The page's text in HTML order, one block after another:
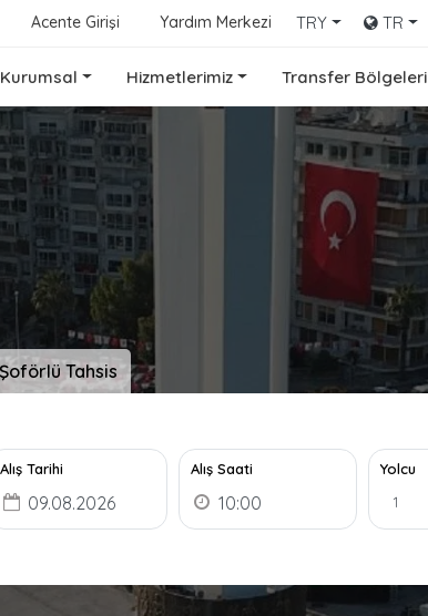
Acente Girişi Yardım Merkezi TRY TR
Kurumsal Hizmetlerimiz Transfer Bölgeleri
Tahsis
Alış Tarihi Alış Saati
Yolcu
1